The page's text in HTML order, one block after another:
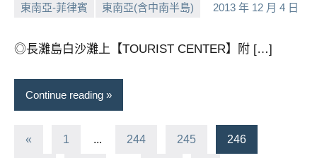
東南亞-菲律賓 東南亞(含中南半島) 2013 年 12 月 4 日
小No
◎長灘島白沙灘上【TOURIST CENTER】附 […]
Continue reading
文
« Previous
1 ... 244 245 246